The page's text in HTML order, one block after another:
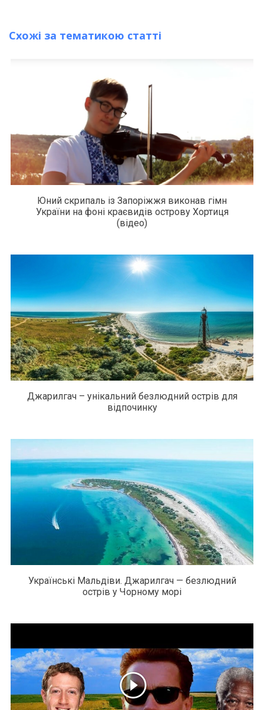
Схожі за тематикою статті
Юний скрипаль із Запоріжжя виконав гімн
України на фоні краєвидів острову Хортиця
(відео)
Джарилгач – унікальний безлюдний острів для
відпочинку
Українські Мальдіви. Джарилгач — безлюдний
острів у Чорному морі